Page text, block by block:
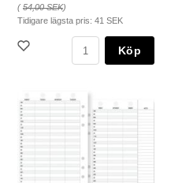
(54,00 SEK)
Tidigare lägsta pris: 41 SEK
Köp